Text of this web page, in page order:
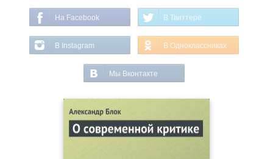
На Facebook В Твиттере
В Instagram В Одноклассниках
Мы Вконтакте